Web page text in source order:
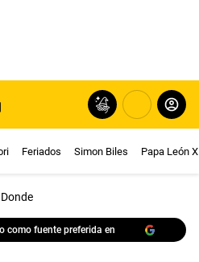
Feriados Simon Biles Papa León
Donde
como fuente preferida en